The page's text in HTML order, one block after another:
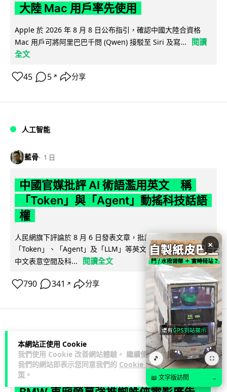
本網站正使用 Cookie
我們使用 Cookie 改善網站體驗。 繼續使用
我們的網站即表示您同意我們的 Cookie 政
策 。
大陸 Mac 用戶率先使用
Apple 於 2026 年 8 月 8 日公布指引，確認中國大陸合資格
Mac 用戶可將阿里巴巴千問 (Qwen) 接駁至 Siri 及寫...
閱讀
全文
45 5 ↗ 分享
人工智能
藍骨 1 日
中國官媒批評 AI 術語濫用英文 稱
「Token」與「Agent」動搖科技話語
權
人民網旗下評論於 8 月 6 日發表文章，批評中國廣泛使用
「Token」、「Agent」及「LLM」等英文術語，認為做法侵蝕
中文表意空間及科...
閱讀全文
790 341 ↗ 分享
藍骨 1 日
×
🎵 ⛶
📖 文字版訪問 →